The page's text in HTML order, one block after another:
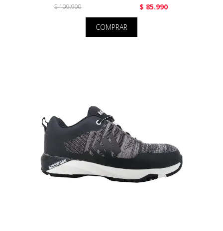
$ 109.900 $ 85.990
COMPRAR